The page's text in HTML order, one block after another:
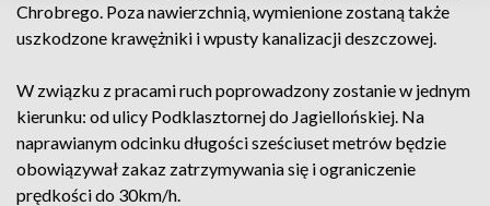
Chrobrego. Poza nawierzchnią, wymienione zostaną także
uszkodzone krawężniki i wpusty kanalizacji deszczowej.
W związku z pracami ruch poprowadzony zostanie w jednym
kierunku: od ulicy Podklasztornej do Jagiellońskiej. Na
naprawianym odcinku długości sześciuset metrów będzie
obowiązywał zakaz zatrzymywania się i ograniczenie
prędkości do 30km/h.